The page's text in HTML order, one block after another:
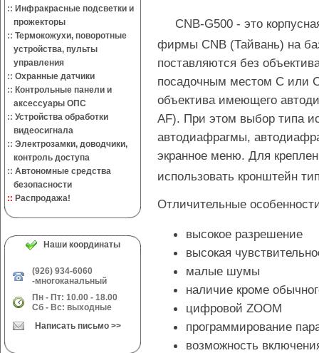
:: Инфракрасные подсветки и
прожекторы
:: Термокожухи, поворотные
устройства, пульты
управления
:: Охранные датчики
:: Контрольные панели и
аксессуары ОПС
:: Устройства обработки
видеосигнала
:: Электрозамки, доводчики,
контроль доступа
:: Автономные средства
безопасности
:: Распродажа!
Наши координаты
(926) 934-6060
-многоканальный
Пн - Пт: 10.00 - 18.00
Сб - Вс: выходные
Написать письмо >>
CNB-G500 - это
фирмы CNB (Тайвань) на
поставляются без
посадочным местом C или
объектива имеющего
AF). При этом выбор типа
автодиафрагмы,
экранное меню. Для
использовать кронштейн
Отличительные
высокое разрешение
высокая
малые шумы
наличие кроме
цифровой ZOOM
программирование
возможность